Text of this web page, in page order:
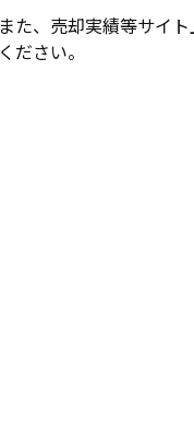
また、売却実績等サイ
ください。